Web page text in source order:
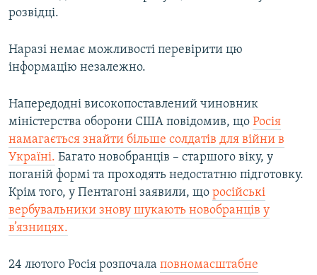
розвідці.
Наразі немає можливості перевірити цю
інформацію незалежно.
Напередодні високопоставлений чиновник
міністерства оборони США повідомив, що Росія
намагається знайти більше солдатів для війни в
Україні. Багато новобранців – старшого віку, у
поганій формі та проходять недостатню підготовку.
Крім того, у Пентагоні заявили, що російські
вербувальники знову шукають новобранців у
в’язницях.
24 лютого Росія розпочала повномасштабне